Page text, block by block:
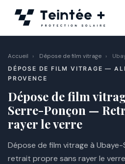
Accueil › Dépose de film vitrage ›
DÉPOSE DE FILM VITRAGE —
PROVENCE
Dépose de film
Serre-Ponçon —
rayer le verre
Dépose de film vitrage à
retrait propre sans rayer le